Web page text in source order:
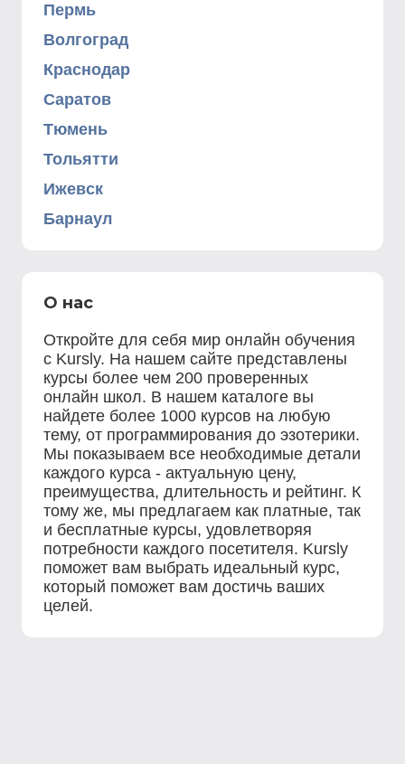
Пермь
Волгоград
Краснодар
Саратов
Тюмень
Тольятти
Ижевск
Барнаул
О нас
Откройте для себя мир онлайн обучения
с Kursly. На нашем сайте представлены
курсы более чем 200 проверенных
онлайн школ. В нашем каталоге вы
найдете более 1000 курсов на любую
тему, от программирования до эзотерики.
Мы показываем все необходимые детали
каждого курса - актуальную цену,
преимущества, длительность и рейтинг. К
тому же, мы предлагаем как платные, так
и бесплатные курсы, удовлетворяя
потребности каждого посетителя. Kursly
поможет вам выбрать идеальный курс,
который поможет вам достичь ваших
целей.